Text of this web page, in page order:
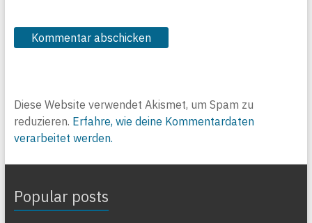
Diese Website verwendet Akismet, um Spam zu
reduzieren. Erfahre, wie deine Kommentardaten
verarbeitet werden.
Popular posts